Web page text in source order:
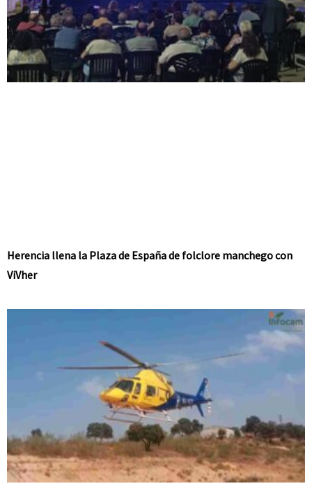
Herencia llena la Plaza de España de folclore manchego con
ViVher